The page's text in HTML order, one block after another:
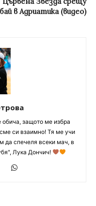
в Адриатика (видео)
защото ме избра
си взаимно! Тя ме учи
да спечеля всеки мач, в
Лука Дончич!